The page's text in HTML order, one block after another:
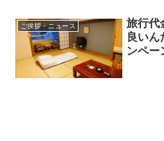
ご挨拶・ニュース
旅行代
良い
ンペー